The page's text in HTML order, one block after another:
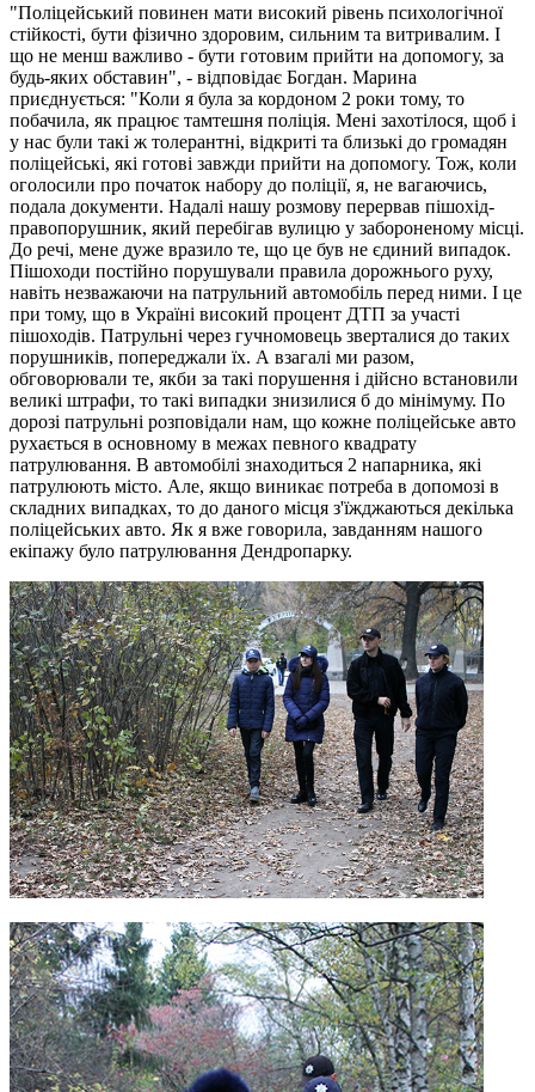
"Поліцейський повинен мати високий рівень психологічної
стійкості, бути фізично здоровим, сильним та витривалим. І
що не менш важливо - бути готовим прийти на допомогу, за
будь-яких обставин", - відповідає Богдан. Марина
приєднується: "Коли я була за кордоном 2 роки тому, то
побачила, як працює тамтешня поліція. Мені захотілося, щоб і
у нас були такі ж толерантні, відкриті та близькі до громадян
поліцейські, які готові завжди прийти на допомогу. Тож, коли
оголосили про початок набору до поліції, я, не вагаючись,
подала документи. Надалі нашу розмову перервав пішохід-
правопорушник, який перебігав вулицю у забороненому місці.
До речі, мене дуже вразило те, що це був не єдиний випадок.
Пішоходи постійно порушували правила дорожнього руху,
навіть незважаючи на патрульний автомобіль перед ними. І це
при тому, що в Україні високий процент ДТП за участі
пішоходів. Патрульні через гучномовець зверталися до таких
порушників, попереджали їх. А взагалі ми разом,
обговорювали те, якби за такі порушення і дійсно встановили
великі штрафи, то такі випадки знизилися б до мінімуму. По
дорозі патрульні розповідали нам, що кожне поліцейське авто
рухається в основному в межах певного квадрату
патрулювання. В автомобілі знаходиться 2 напарника, які
патрулюють місто. Але, якщо виникає потреба в допомозі в
складних випадках, то до даного місця з'їжджаються декілька
поліцейських авто. Як я вже говорила, завданням нашого
екіпажу було патрулювання Дендропарку.